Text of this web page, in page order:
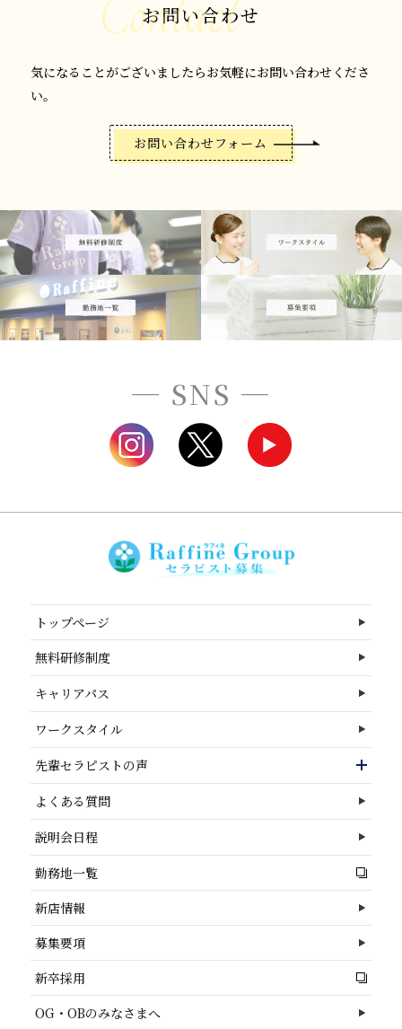
お問い合わせ
気になることがございましたらお気軽にお問い合わせくださ
い。
お問い合わせフォーム
─ SNS ─
トップページ
無料研修制度
キャリアパス
ワークスタイル
先輩セラピストの声
よくある質問
説明会日程
勤務地一覧
新店情報
募集要項
新卒採用
OG・OBのみなさまへ